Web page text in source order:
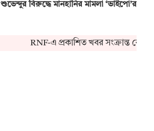
শুভেন্দুর বিরুদ্ধে মানহানির মামলা ‘ভাইপো’র
RNF-এ প্রকাশিত খবর সংক্রান্ত